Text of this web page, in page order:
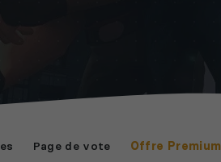
Page de vote Offre Premium